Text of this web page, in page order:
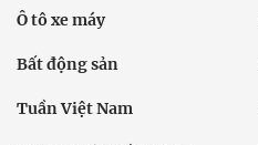
Ô tô xe máy
Bất động sản
Tuần Việt Nam